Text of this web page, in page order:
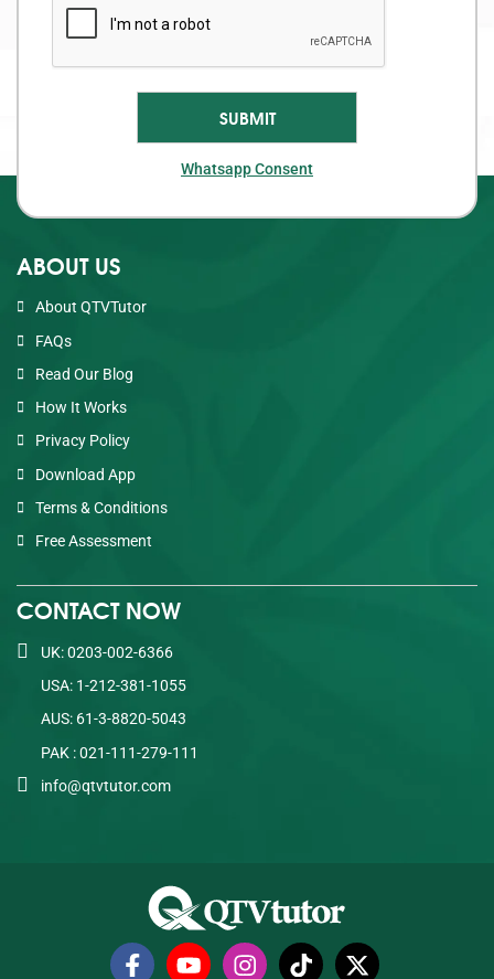
Whatsapp Consent
ABOUT US
About QTVTutor
FAQs
Read Our Blog
How It Works
Privacy Policy
Download App
Terms & Conditions
Free Assessment
CONTACT NOW
UK: 0203-002-6366
USA: 1-212-381-1055
AUS: 61-3-8820-5043
PAK : 021-111-279-111
info@qtvtutor.com